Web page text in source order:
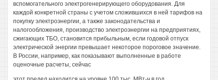
вспомогательного электрогенерирующего оборудования. Для
каждой конкретной страны с учетом сложившихся в ней тарифов на
покупку электроэнергии, а также законодательства и
налогообложения, производство электроэнергии на предприятиях,
сжигающих ТБО, становится прибыльным, если годовой отпуск
электрической энергии превышает некоторое пороговое значение.
В России, например, как показывают выполненные в работе
оценочные расчеты, сейчас